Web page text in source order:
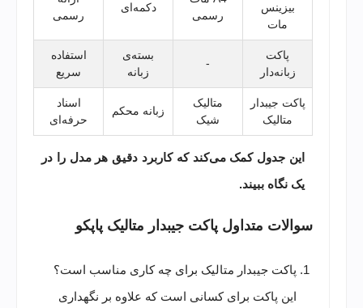
بیزینس
مات
رسمی
دکمه‌ای
رسمی
پاکت
زبانه‌دار
-
بسته‌ی
زبانه
استفاده
سریع
پاکت جیبدار
متالیک
متالیک
شیک
زبانه محکم
اسناد
حرفه‌ای
این جدول کمک می‌کند که کاربرد دقیق هر مدل را در
یک نگاه ببیند.
سوالات متداول پاکت جیبدار متالیک پاپکو
پاکت جیبدار متالیک برای چه کاری مناسب است؟
این پاکت برای کسانی است که علاوه بر نگهداری